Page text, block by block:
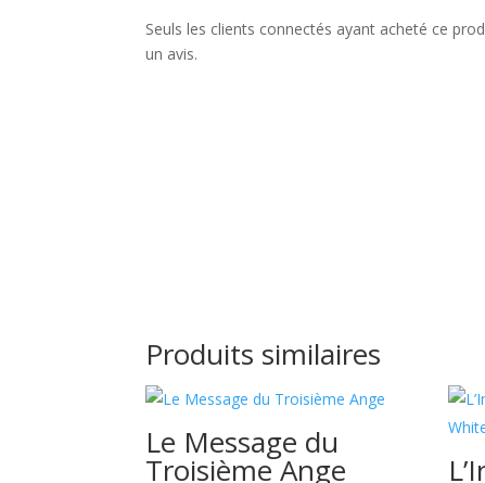
Seuls les clients connectés ayant acheté ce
un avis.
Produits similaires
Le Message du
Troisième Ange